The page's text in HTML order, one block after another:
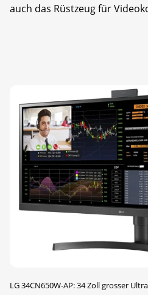
auch das Rüstzeug für
LG 34CN650W-AP: 34 Zoll grosser